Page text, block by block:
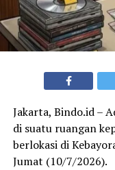
Jakarta, Bindo.id –
di suatu ruangan
berlokasi di
Jumat (10/7/2026).